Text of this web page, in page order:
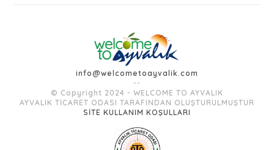
info@welcometoayvalik.com
--
© Copyright 2024 - WELCOME TO AYVALIK
AYVALIK TİCARET ODASI TARAFINDAN OLUŞTURULMUŞTUR
SİTE KULLANIM KOŞULLARI